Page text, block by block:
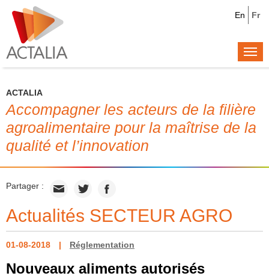
Fr
En
ACTALIA
Accompagner les acteurs de la filière
agroalimentaire pour la maîtrise de la
qualité et l’innovation
Partager :
Actualités SECTEUR AGRO
01-08-2018 Réglementation
Nouveaux aliments autorisés